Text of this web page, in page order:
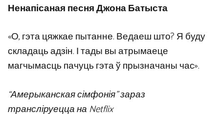
Ненапісаная песня Джона Батыста
«О, гэта цяжкае пытанне. Ведаеш што? Я буду
складаць адзін. І тады вы атрымаеце
магчымасць пачуць гэта ў прызначаны час».
“Амерыканская сімфонія” зараз
трансліруецца на Netflix